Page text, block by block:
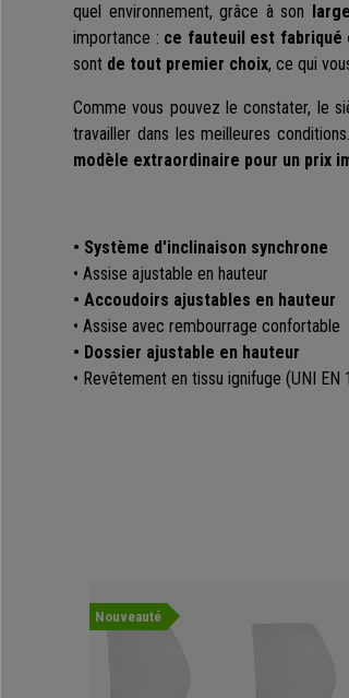
quel environnement, grâce à son
importance : ce fauteuil est fabriqué
sont de tout premier choix, ce qui
Comme vous pouvez le constater, le
travailler dans les meilleures conditions.
modèle extraordinaire pour un prix
• Système d'inclinaison synchrone
• Assise ajustable en hauteur
• Accoudoirs ajustables en hauteur
• Assise avec rembourrage confortable
• Dossier ajustable en hauteur
• Revêtement en tissu ignifuge (UNI EN
Nouveauté